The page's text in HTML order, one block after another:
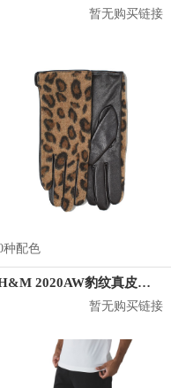
暂无购买链接
种配色
H&M 2020AW豹纹真皮五指手套 0785505
暂无购买链接